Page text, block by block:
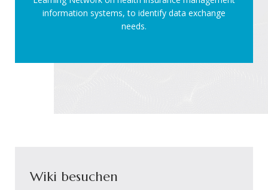
information systems, to identify data exchange
needs.
Wiki besuchen